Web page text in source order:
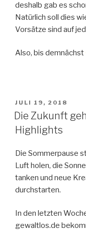
deshalb gab es
Natürlich soll dies
Vorsätze sind auf
Also, bis demnächst
VERÖFFENTLICHT
AM
JULI 19, 2018
Die Zukunft
Highlights
Die Sommerpause
Luft holen, die
tanken und neue
durchstarten.
In den letzten
gewaltlos.de